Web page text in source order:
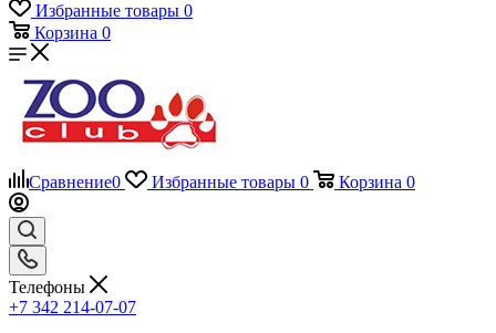
Избранные товары 0
Корзина 0
Сравнение0 Избранные товары 0 Корзина 0
Телефоны
+7 342 214-07-07